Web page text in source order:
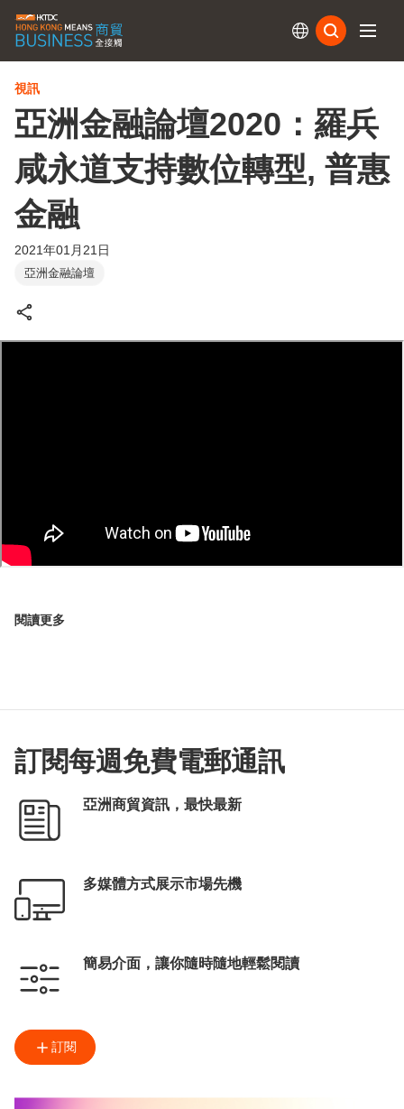
視訊
亞洲金融論壇2020：羅兵
咸永道支持數位轉型, 普惠
金融
2021年01月21日
亞洲金融論壇
閱讀更多
訂閱每週免費電郵通訊
亞洲商貿資訊，最快最新
多媒體方式展示市場先機
簡易介面，讓你隨時隨地輕鬆閱讀
訂閱